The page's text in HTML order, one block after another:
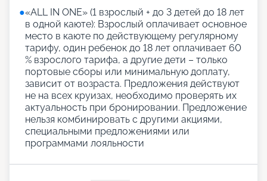
●«АLL IN ONE» (1 взрослый + до 3 детей до 18 лет
в одной каюте): Взрослый оплачивает основное
место в каюте по действующему регулярному
тарифу, один ребенок до 18 лет оплачивает 60
% взрослого тарифа, а другие дети – только
портовые сборы или минимальную доплату,
зависит от возраста. Предложения действуют
не на всех круизах, необходимо проверять их
актуальность при бронировании. Предложение
нельзя комбинировать с другими акциями,
специальными предложениями или
программами лояльности